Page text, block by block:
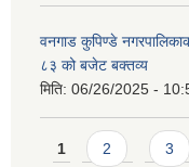
वनगाड कुपिण्डे
८३ को बजेट बक्तव्य
मिति: 06/26/2025 -
Pages
1 2 3